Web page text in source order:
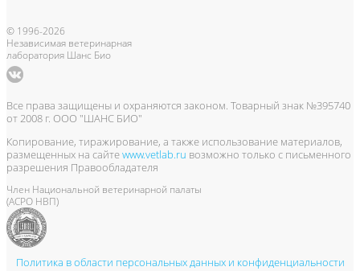
© 1996-2026
Независимая ветеринарная
лаборатория Шанс Био
Все права защищены и охраняются законом. Товарный знак №395740
от 2008 г. ООО "ШАНС БИО"
Копирование, тиражирование, а также использование материалов,
размещенных на сайтеwww.vetlab.ru возможно только с письменного
разрешения Правообладателя
Член Национальной ветеринарной палаты
(АСРО НВП)
Политика в области персональных данных и конфиденциальности